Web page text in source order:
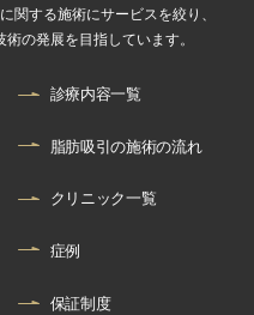
関する施術にサービスを絞り、
の発展を目指しています。
診療内容一覧
脂肪吸引の施術の流れ
クリニック一覧
症例
保証制度